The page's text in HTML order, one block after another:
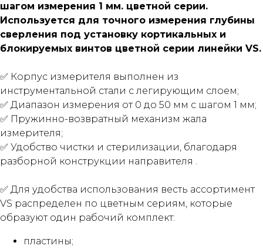
шагом измерения 1 мм. цветной серии.
Используется для точного измерения глубины
сверления под установку кортикальных и
блокируемых винтов цветной серии линейки VS.
✅ Корпус измерителя выполнен из
инструментальной стали с легирующим слоем;
✅ Диапазон измерения от 0 до 50 мм с шагом 1 мм;
✅ Пружинно-возвратный механизм жала
измерителя;
✅ Удобство чистки и стерилизации, благодаря
разборной конструкции направителя .
✅ Для удобства использования весть ассортимент
VS распределен по цветным сериям, которые
образуют один рабочий комплект:
пластины;